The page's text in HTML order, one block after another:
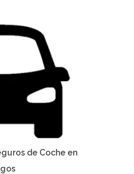
de Coche en